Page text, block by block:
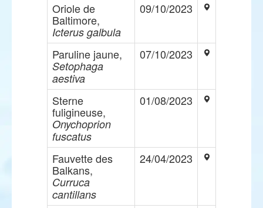
Oriole de
Baltimore,
Icterus galbula
09/10/2023
Paruline jaune,
Setophaga
aestiva
07/10/2023
Sterne
fuligineuse,
Onychoprion
fuscatus
01/08/2023
Fauvette des
Balkans,
Curruca
cantillans
24/04/2023